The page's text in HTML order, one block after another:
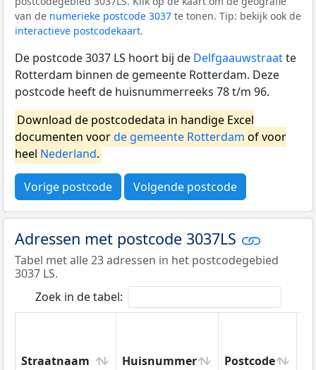
van de numerieke postcode 3037 te tonen. Tip: bekijk ook de
interactieve postcodekaart.
De postcode 3037 LS hoort bij de Delfgaauwstraatte
Rotterdam binnen de gemeente Rotterdam. Deze
postcode heeft de huisnummerreeks 78 t/m 96.
Download de postcodedata in handige Excel
documenten voorde gemeente Rotterdam of voor
heel Nederland.
Vorige postcode Volgende postcode
Adressen met postcode 3037LS
Tabel met alle 23 adressen in het postcodegebied
3037 LS.
Zoek in de tabel:
Straatnaam Huisnummer Postcode